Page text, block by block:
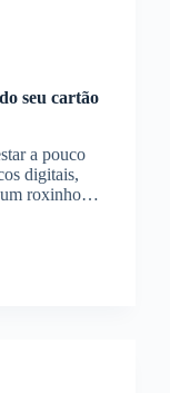
seu cartão
a pouco
digitais,
um roxinho…